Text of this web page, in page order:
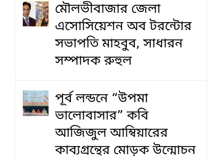
মৌলভীবাজার জেলা
এসোসিয়েশন অব টরন্টোর
সভাপতি মাহবুব, সাধারন
সম্পাদক রুহুল
পূর্ব লন্ডনে “উপমা
ভালোবাসার” কবি
আজিজুল আম্বিয়ারের
কাব্যগ্রন্থের মোড়ক উন্মোচন